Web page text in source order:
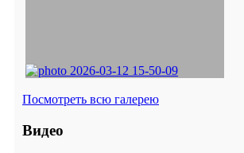
Посмотреть всю галерею
Видео